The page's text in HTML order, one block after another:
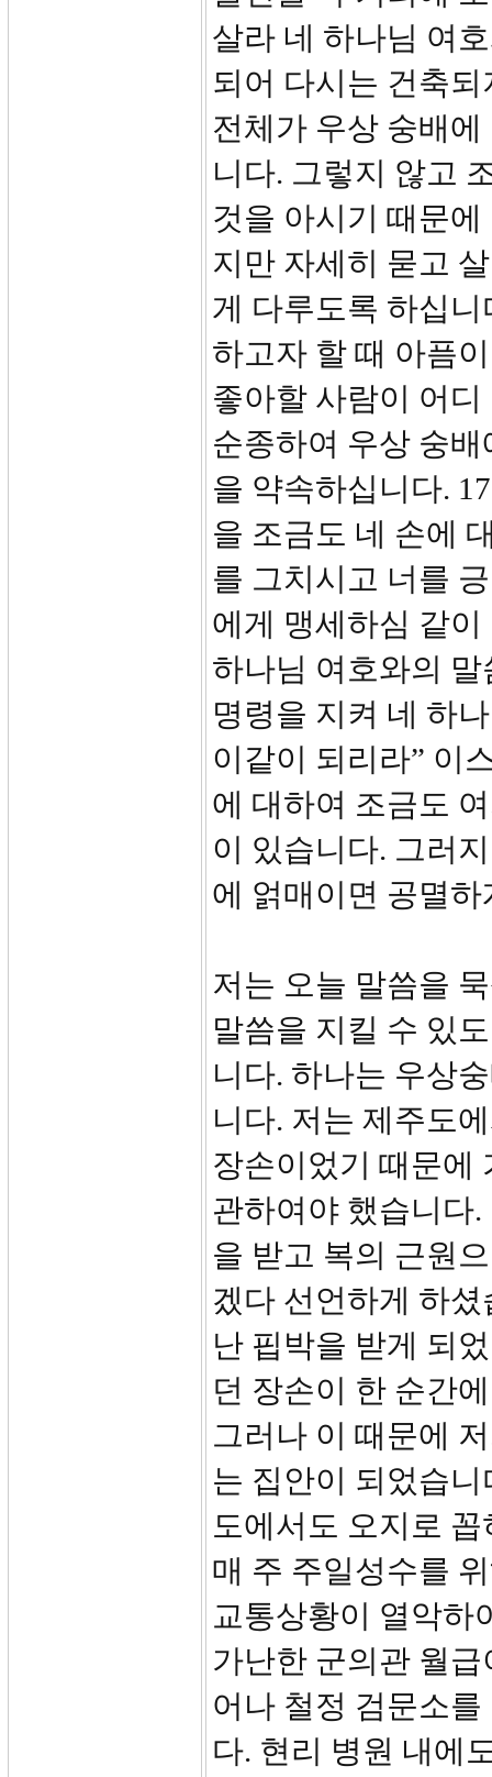
살라 네 하나님 여
되어 다시는 건축
전체가 우상 숭배
니다. 그렇지 않고
것을 아시기 때문
지만 자세히 묻고
게 다루도록 하십
하고자 할 때 아픔
좋아할 사람이 어
순종하여 우상 숭
을 약속하십니다.
을 조금도 네 손에
를 그치시고 너를
에게 맹세하심 같
하나님 여호와의
명령을 지켜 네 하
이같이 되리라” 이
에 대하여 조금도
이 있습니다. 그러
에 얽매이면 공멸
저는 오늘 말씀을
말씀을 지킬 수 있
니다. 하나는 우상
니다. 저는 제주도
장손이었기 때문에
관하여야 했습니다
을 받고 복의 근원
겠다 선언하게 하
난 핍박을 받게 되
던 장손이 한 순간
그러나 이 때문에
는 집안이 되었습
도에서도 오지로
매 주 주일성수를
교통상황이 열악하
가난한 군의관 월
어나 철정 검문소
다. 현리 병원 내에